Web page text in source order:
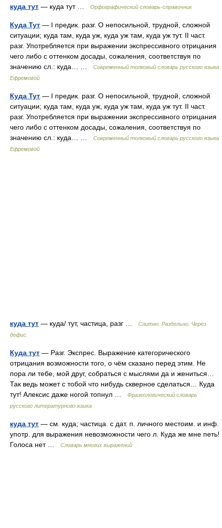
куда тут — куда тут … Орфографический словарь-справочник
Куда Тут — I предик. разг. О непосильной, трудной, сложной
ситуации; куда там, куда уж, куда уж там, куда уж тут. II част.
разг. Употребляется при выражении экспрессивного отрицания
чего либо с оттенком досады, сожаления, соответствуя по
значению сл.: куда… …
Современный толковый словарь русского языка
Ефремовой
Куда Тут — I предик. разг. О непосильной, трудной, сложной
ситуации; куда там, куда уж, куда уж там, куда уж тут. II част.
разг. Употребляется при выражении экспрессивного отрицания
чего либо с оттенком досады, сожаления, соответствуя по
значению сл.: куда… …
Современный толковый словарь русского языка
Ефремовой
куда тут — куда/ тут, частица, разг …
Слитно. Раздельно. Через
дефис.
Куда тут — Разг. Экспрес. Выражение категорического
отрицания возможности того, о чём сказано перед этим. Не
пора ли тебе, мой друг, собраться с мыслями да и жениться…
Так ведь может с тобой что нибудь скверное сделаться… Куда
тут! Алексис даже ногой топнул …
Фразеологический словарь
русского литературного языка
куда тут — см. куда; частица. с дат. п. личного местоим. и инф.
употр. для выражения невозможности чего л. Куда же мне петь!
Голоса нет …
Словарь многих выражений